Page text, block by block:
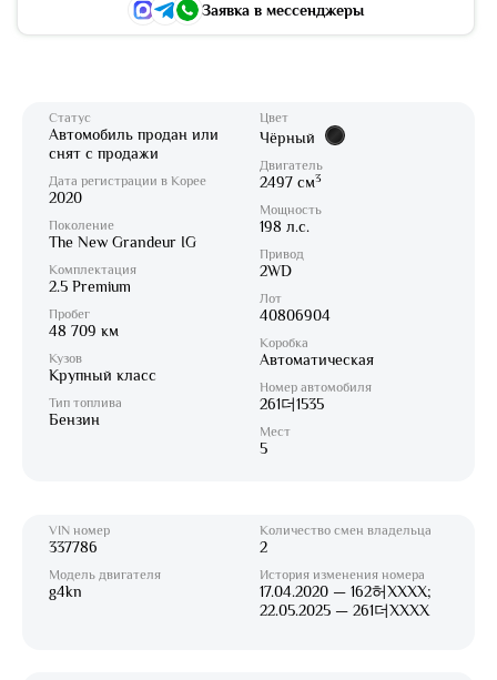
Заявка в мессенджеры
Статус
Автомобиль продан или
снят с продажи
Дата регистрации в Корее
2020
Поколение
The New Grandeur IG
Комплектация
2.5 Premium
Пробег
48 709 км
Кузов
Крупный класс
Тип топлива
Бензин
Цвет
Чёрный
Двигатель
2497 см3
Мощность
198 л.с.
Привод
2WD
Лот
40806904
Коробка
Автоматическая
Номер автомобиля
261더1535
Мест
5
VIN номер
337786
Модель двигателя
g4kn
Количество смен владельца
2
История изменения номера
17.04.2020 — 162허XXXX;
22.05.2025 — 261더XXXX